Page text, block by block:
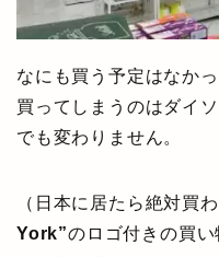
なにも買う予定はなか
買ってしまうのはダイ
でも変わりません。
（日本に居たら絶対買
York”のロゴ付きの買